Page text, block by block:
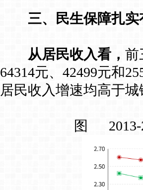
三、民生保障扎实
从居民收入看， 前
64314元、42499元和
居民收入增速均高于
图 2013-